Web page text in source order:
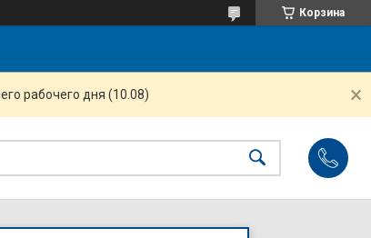
Корзина
рабочего дня (10.08)